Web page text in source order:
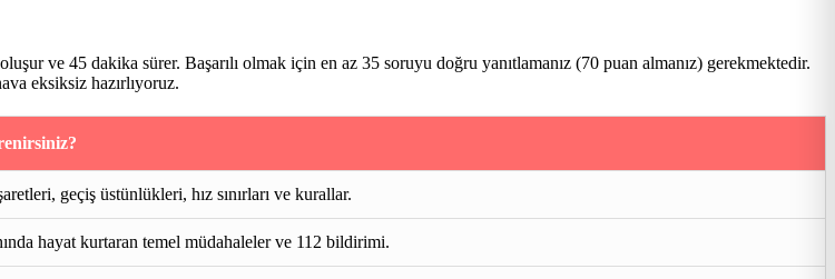
ve 45 dakika sürer. Başarılı olmak için en az 35 soruyu doğru yanıtlamanız (70 puan almanız) gerekmektedir.
eksiksiz hazırlıyoruz.
geçiş üstünlükleri, hız sınırları ve kurallar.
hayat kurtaran temel müdahaleler ve 112 bildirimi.